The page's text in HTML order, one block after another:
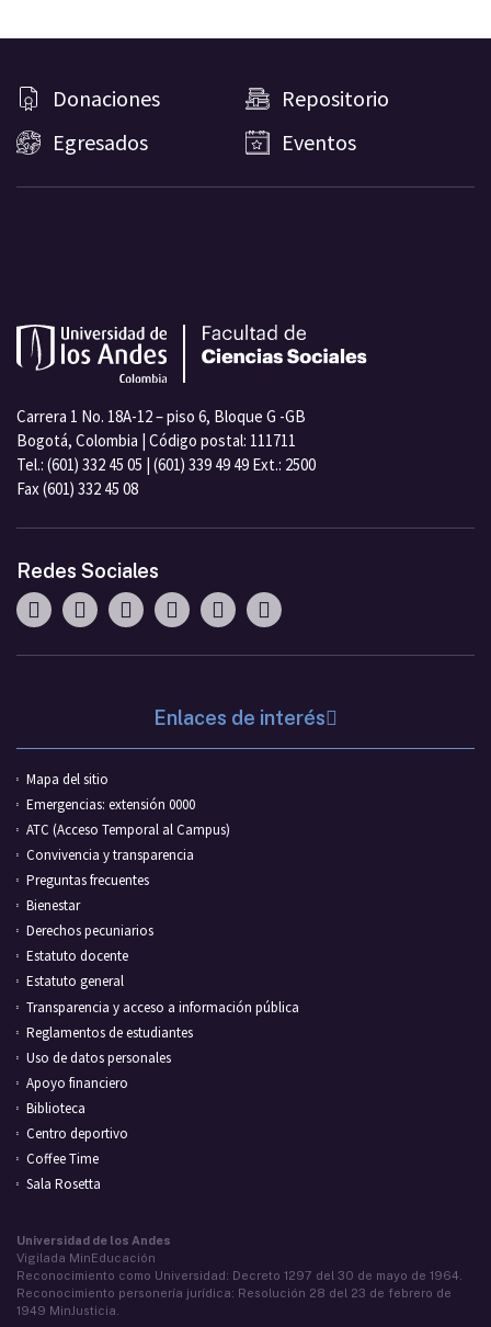
Donaciones
Repositorio
Egresados
Eventos
Carrera 1 No. 18A-12 – piso 6, Bloque G -GB
Bogotá, Colombia | Código postal: 111711
Tel.: (601) 332 45 05 | (601) 339 49 49 Ext.: 2500
Fax (601) 332 45 08
Redes Sociales
Enlaces de interés
Mapa del sitio
Emergencias: extensión 0000
ATC (Acceso Temporal al Campus)
Convivencia y transparencia
Preguntas frecuentes
Bienestar
Derechos pecuniarios
Estatuto docente
Estatuto general
Transparencia y acceso a información pública
Reglamentos de estudiantes
Uso de datos personales
Apoyo financiero
Biblioteca
Centro deportivo
Coffee Time
Sala Rosetta
Universidad de los Andes
Vigilada MinEducación
Reconocimiento como Universidad: Decreto 1297 del 30 de mayo de 1964.
Reconocimiento personería jurídica: Resolución 28 del 23 de febrero de
1949 MinJusticia.